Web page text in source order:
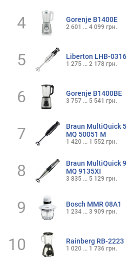
4 Gorenje B1400E
2 601 ... 4 099 грн.
5 Liberton LHB-0316
1 275 ... 2 178 грн.
6 Gorenje B1400BE
3 757 ... 5 541 грн.
7
Braun MultiQuick 5
MQ 50051 M
1 420 ... 1 552 грн.
8
Braun MultiQuick 9
MQ 9135XI
3 835 ... 5 129 грн.
9 Bosch MMR 08A1
1 234 ... 3 909 грн.
10 Rainberg RB-2223
1 020 ... 1 736 грн.